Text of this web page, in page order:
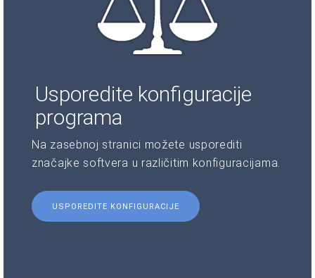
Usporedite konfiguracije
programa
Na zasebnoj stranici možete usporediti
značajke softvera u različitim konfiguracijama.
USPOREDITE KONFIGURACIJE